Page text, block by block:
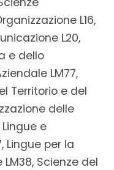
L16,
L20,
e dello
LM77,
Territorio e del
delle
e
Lingue per la
Scienze del